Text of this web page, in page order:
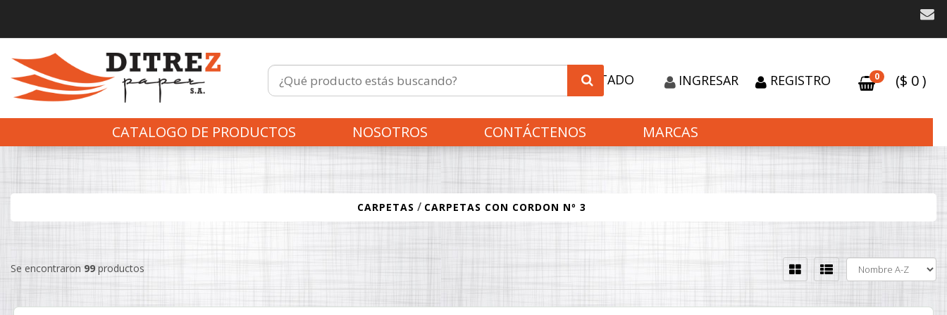
INVITADO INGRESAR REGISTRO 0 ($ 0)
CATALOGO DE PRODUCTOS NOSOTROS CONTÁCTENOS MARCAS
CARPETAS / CARPETAS CON CORDON Nº 3
Se encontraron 99 productos